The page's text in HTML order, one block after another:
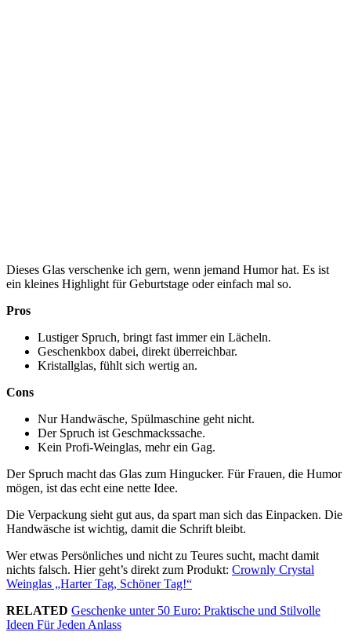
Dieses Glas verschenke ich gern, wenn jemand Humor hat. Es ist
ein kleines Highlight für Geburtstage oder einfach mal so.
Pros
Lustiger Spruch, bringt fast immer ein Lächeln.
Geschenkbox dabei, direkt überreichbar.
Kristallglas, fühlt sich wertig an.
Cons
Nur Handwäsche, Spülmaschine geht nicht.
Der Spruch ist Geschmackssache.
Kein Profi-Weinglas, mehr ein Gag.
Der Spruch macht das Glas zum Hingucker. Für Frauen, die Humor
mögen, ist das echt eine nette Idee.
Die Verpackung sieht gut aus, da spart man sich das Einpacken. Die
Handwäsche ist wichtig, damit die Schrift bleibt.
Wer etwas Persönliches und nicht zu Teures sucht, macht damit
nichts falsch. Hier geht’s direkt zum Produkt: Crownly Crystal
Weinglas „Harter Tag, Schöner Tag!“
RELATED Geschenke unter 50 Euro: Praktische und Stilvolle
Ideen Für Jeden Anlass